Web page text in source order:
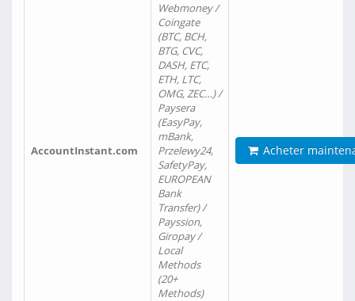
AccountInstant.com
Webmoney /
Coingate
(BTC, BCH,
BTG, CVC,
DASH, ETC,
ETH, LTC,
OMG, ZEC…) /
Paysera
(EasyPay,
mBank,
Przelewy24,
SafetyPay,
EUROPEAN
Bank
Transfer) /
Payssion,
Giropay /
Local
Methods
(20+
Methods)
Acheter